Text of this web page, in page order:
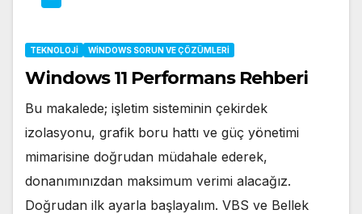
TEKNOLOJI WINDOWS SORUN VE ÇÖZÜMLERI
Windows 11 Performans Rehberi
Bu makalede; işletim sisteminin çekirdek
izolasyonu, grafik boru hattı ve güç yönetimi
mimarisine doğrudan müdahale ederek,
donanımınızdan maksimum verimi alacağız.
Doğrudan ilk ayarla başlayalım. VBS ve Bellek